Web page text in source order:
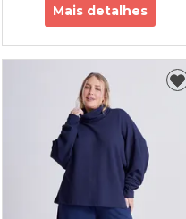
Mais detalhes